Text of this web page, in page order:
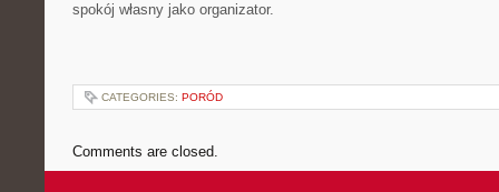
spokój własny jako organizator.
CATEGORIES: PORÓD
Comments are closed.